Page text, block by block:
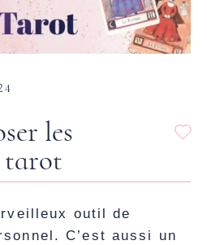
les
tarot
outil de
C’est aussi un